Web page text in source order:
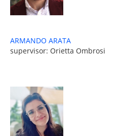
ARMANDO ARATA
supervisor: Orietta Ombrosi